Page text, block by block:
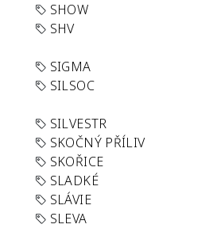
SHOW
SHV
SIGMA
SILSOC
SILVESTR
SKOČNÝ PŘÍLIV
SKOŘICE
SLADKÉ
SLÁVIE
SLEVA